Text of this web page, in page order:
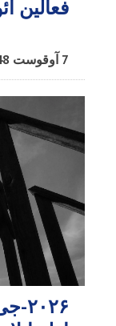
فعالین
7 آوقوست 12:48